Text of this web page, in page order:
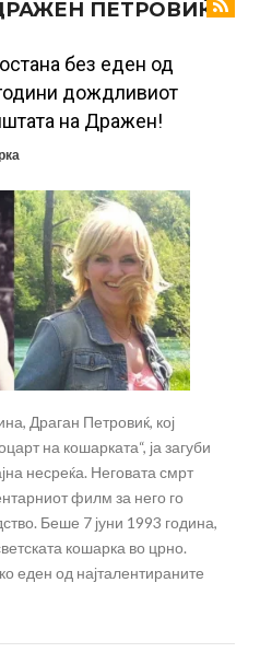
навивачите на Реал:
на договор
на УФЦ-борец: Шпалир, музика и
(Видео)
Гром усмрти фудбалери, а уште 12 се
на векот“: Деко не беше во
што се чекаше со недели:
Бивша ѕвезда на Челси откри
ДРАЖЕН ПЕТРОВИЌ
без еден од
дождливиот
на Дражен!
Драган Петровиќ, кој
на кошарката“, ја загуби
несреќа. Неговата смрт
филм за него го
Беше 7 јуни 1993 година,
кошарка во црно.
еден од најталентираните